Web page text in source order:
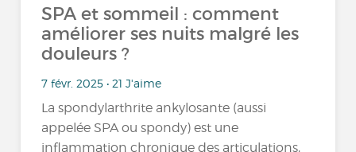
SPA et sommeil : comment
améliorer ses nuits malgré les
douleurs ?
7 févr. 2025 • 21 J'aime
La spondylarthrite ankylosante (aussi
appelée SPA ou spondy) est une
inflammation chronique des articulations,